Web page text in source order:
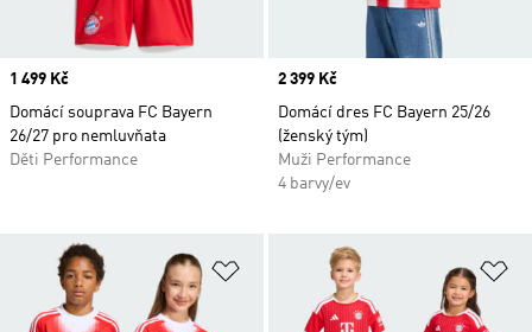
Price
1 499 Kč
Domácí souprava FC Bayern
26/27 pro nemluvňata
Děti Performance
Price
2 399 Kč
Domácí dres FC Bayern 25/26
(ženský tým)
Muži Performance
4 barvy/ev
Přidat do seznamu přání